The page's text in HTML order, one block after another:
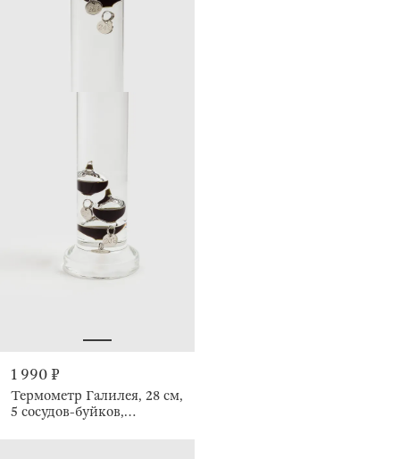
1 990 ₽
Термометр Галилея, 28 см,
5 сосудов-буйков,